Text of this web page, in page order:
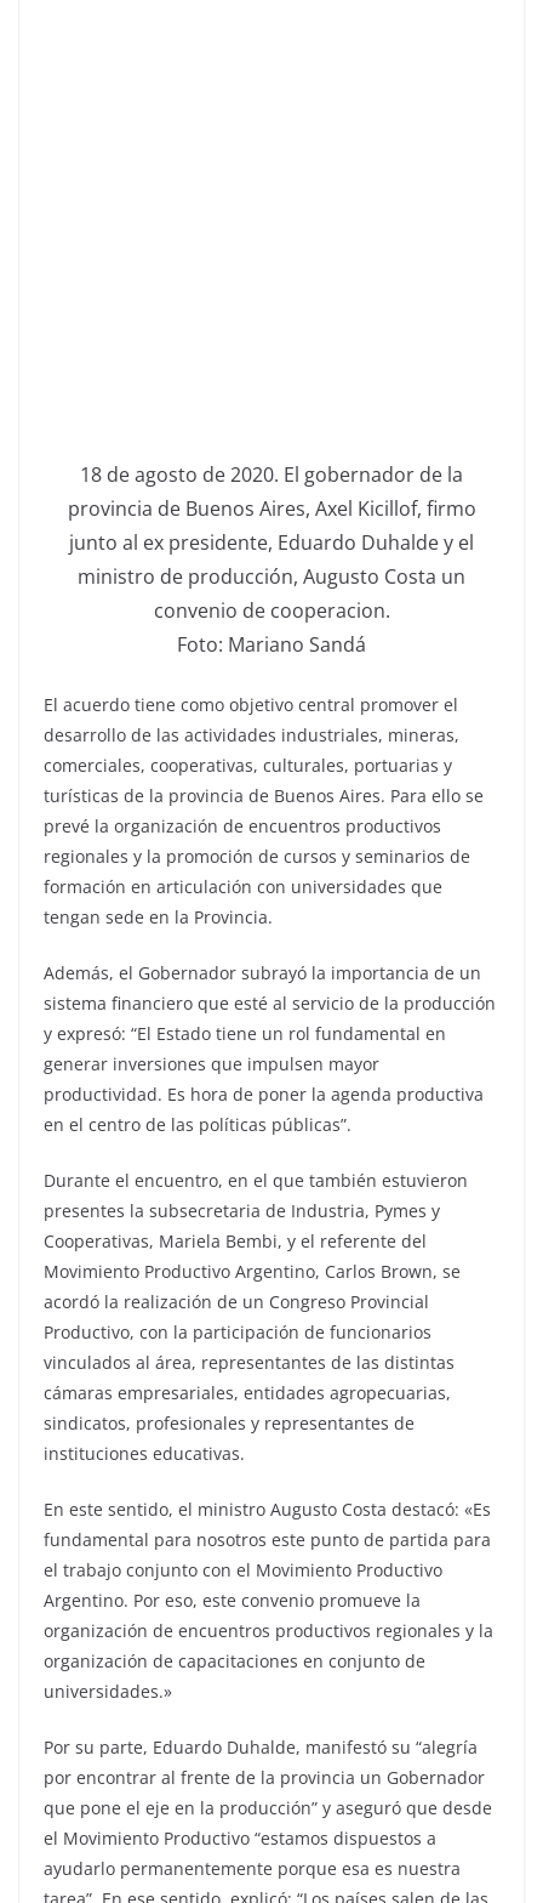
18 de agosto de 2020. El gobernador de la
provincia de Buenos Aires, Axel Kicillof, firmo
junto al ex presidente, Eduardo Duhalde y el
ministro de producción, Augusto Costa un
convenio de cooperacion.
Foto: Mariano Sandá
El acuerdo tiene como objetivo central promover el
desarrollo de las actividades industriales, mineras,
comerciales, cooperativas, culturales, portuarias y
turísticas de la provincia de Buenos Aires. Para ello se
prevé la organización de encuentros productivos
regionales y la promoción de cursos y seminarios de
formación en articulación con universidades que
tengan sede en la Provincia.
Además, el Gobernador subrayó la importancia de un
sistema financiero que esté al servicio de la producción
y expresó: “El Estado tiene un rol fundamental en
generar inversiones que impulsen mayor
productividad. Es hora de poner la agenda productiva
en el centro de las políticas públicas”.
Durante el encuentro, en el que también estuvieron
presentes la subsecretaria de Industria, Pymes y
Cooperativas, Mariela Bembi, y el referente del
Movimiento Productivo Argentino, Carlos Brown, se
acordó la realización de un Congreso Provincial
Productivo, con la participación de funcionarios
vinculados al área, representantes de las distintas
cámaras empresariales, entidades agropecuarias,
sindicatos, profesionales y representantes de
instituciones educativas.
En este sentido, el ministro Augusto Costa destacó: «Es
fundamental para nosotros este punto de partida para
el trabajo conjunto con el Movimiento Productivo
Argentino. Por eso, este convenio promueve la
organización de encuentros productivos regionales y la
organización de capacitaciones en conjunto de
universidades.»
Por su parte, Eduardo Duhalde, manifestó su “alegría
por encontrar al frente de la provincia un Gobernador
que pone el eje en la producción” y aseguró que desde
el Movimiento Productivo “estamos dispuestos a
ayudarlo permanentemente porque esa es nuestra